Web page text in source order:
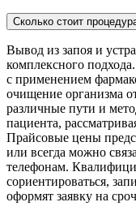
Сколько стоит
Вывод из запоя и
комплексного
с применением
очищение организма
различные пути и
пациента,
Прайсовые цены
или всегда можно
телефонам.
сориентироваться,
оформят заявку на